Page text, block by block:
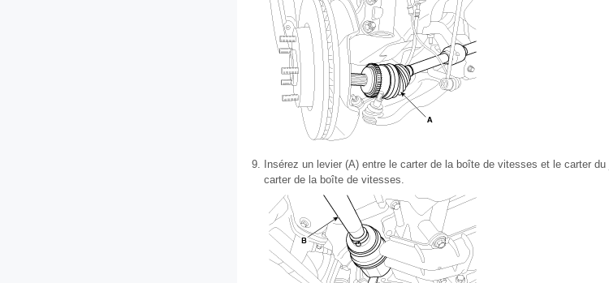
9.
Insérez un levier (A) entre le carter de la boîte de vitesses et le carter
carter de la boîte de vitesses.